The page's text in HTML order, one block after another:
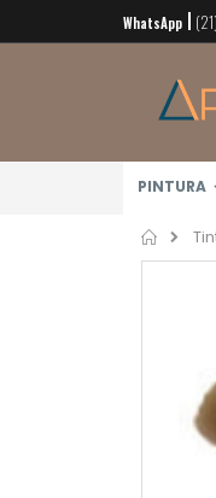
Pular
para
conteúdo
WhatsApp
PINTURA
Pular
imagens